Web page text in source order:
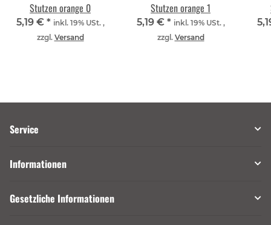
Stutzen orange 0
5,19 € * inkl. 19% USt. ,
zzgl. Versand
Stutzen orange 1
5,19 € * inkl. 19% USt. ,
zzgl. Versand
Service
Informationen
Gesetzliche Informationen